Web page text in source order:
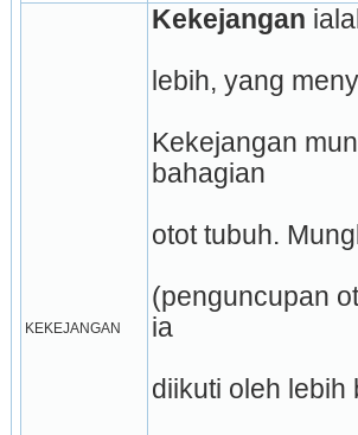
KEKEJANGAN
Kekejangan
lebih, yang
Kekejangan
bahagian
otot tubuh.
(penguncupan
ia
diikuti oleh